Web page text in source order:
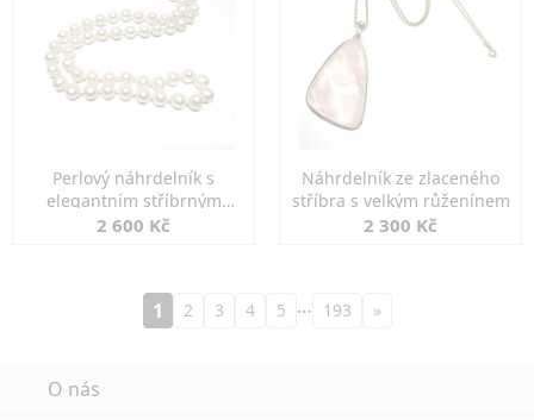
Perlový náhrdelník s
elegantním stříbrným
zapínáním
2 600 Kč
Náhrdelník ze zlaceného
stříbra s velkým růženínem
2 300 Kč
1 2 3 4 5 … 193 »
O nás